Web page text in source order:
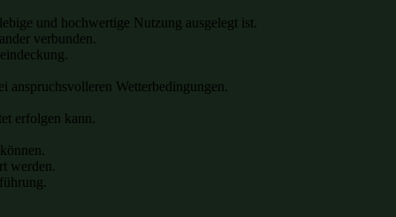
und hochwertige Nutzung ausgelegt ist.
verbunden.
anspruchsvolleren Wetterbedingungen.
erfolgen kann.
werden.